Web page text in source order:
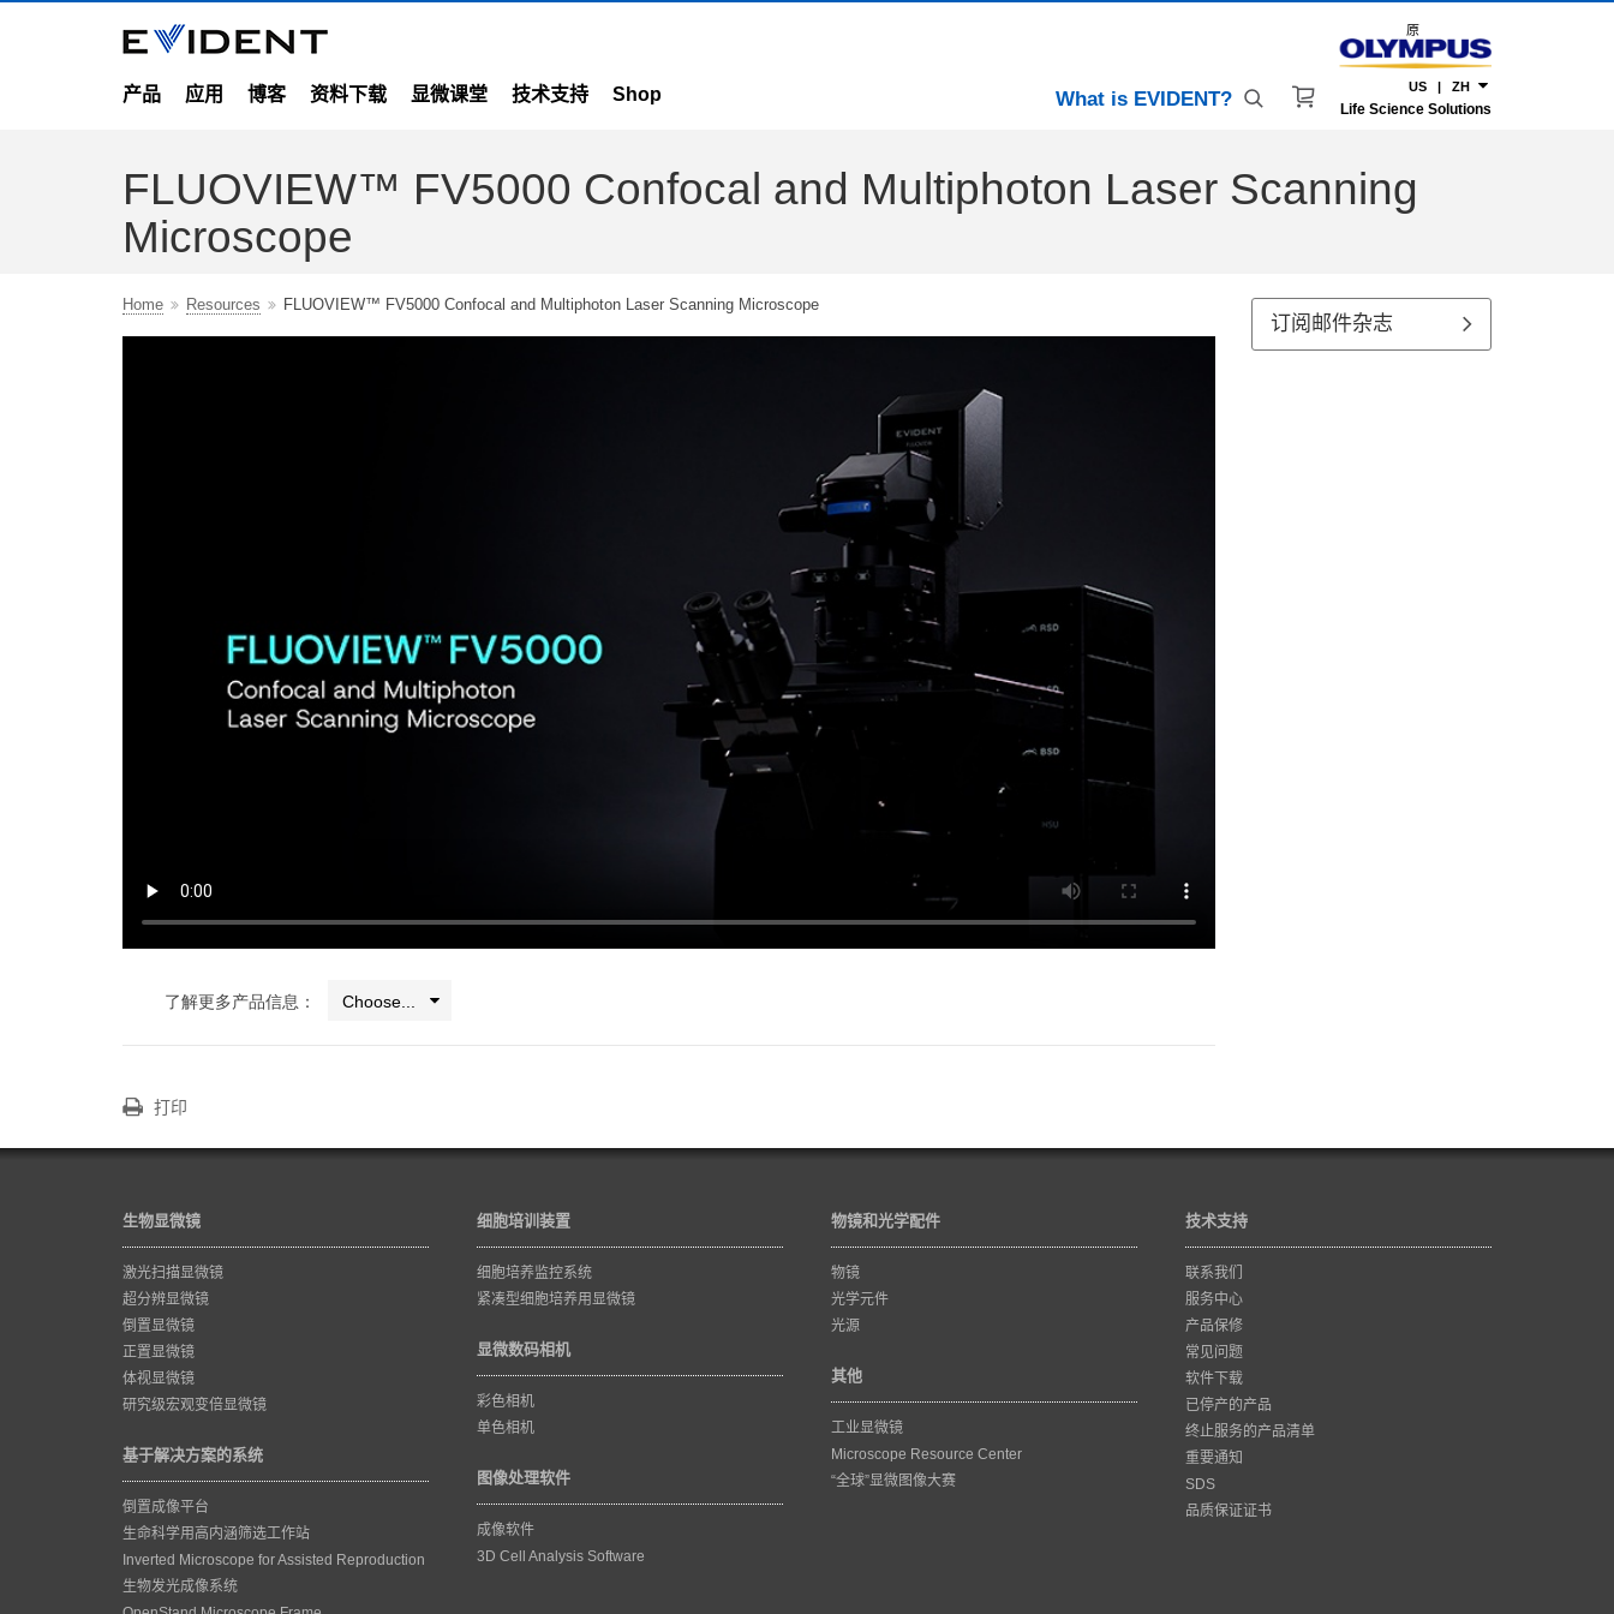
产品 应用 博客 资料下载 显微课堂 技术支持 Shop
原
What is EVIDENT?
US | ZH
Life Science Solutions
FLUOVIEW™ FV5000 Confocal and Multiphoton Laser Scanning
Microscope
Home Resources FLUOVIEW™ FV5000 Confocal and Multiphoton Laser Scanning Microscope
了解更多产品信息：
订阅邮件杂志
打印
生物显微镜
激光扫描显微镜
超分辨显微镜
倒置显微镜
正置显微镜
体视显微镜
研究级宏观变倍显微镜
基于解决方案的系统
倒置成像平台
生命科学用高内涵筛选工作站
Inverted Microscope for Assisted Reproduction
生物发光成像系统
细胞培训装置
细胞培养监控系统
紧凑型细胞培养用显微镜
显微数码相机
彩色相机
单色相机
图像处理软件
成像软件
3D Cell Analysis Software
物镜和光学配件
物镜
光学元件
光源
其他
工业显微镜
Microscope Resource Center
“全球”显微图像大赛
技术支持
联系我们
服务中心
产品保修
常见问题
软件下载
已停产的产品
终止服务的产品清单
重要通知
SDS
品质保证证书